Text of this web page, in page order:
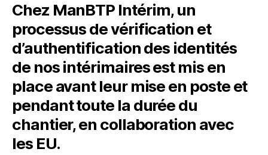
Chez ManBTP Intérim, un
processus de vérification et
d’authentification des identités
de nos intérimaires est mis en
place avant leur mise en poste et
pendant toute la durée du
chantier, en collaboration avec
les EU.